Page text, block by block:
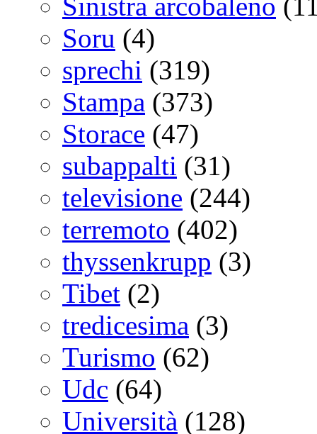
Soru (4)
sprechi (319)
Stampa (373)
Storace (47)
subappalti (31)
televisione (244)
terremoto (402)
thyssenkrupp (3)
Tibet (2)
tredicesima (3)
Turismo (62)
Udc (64)
Università (128)